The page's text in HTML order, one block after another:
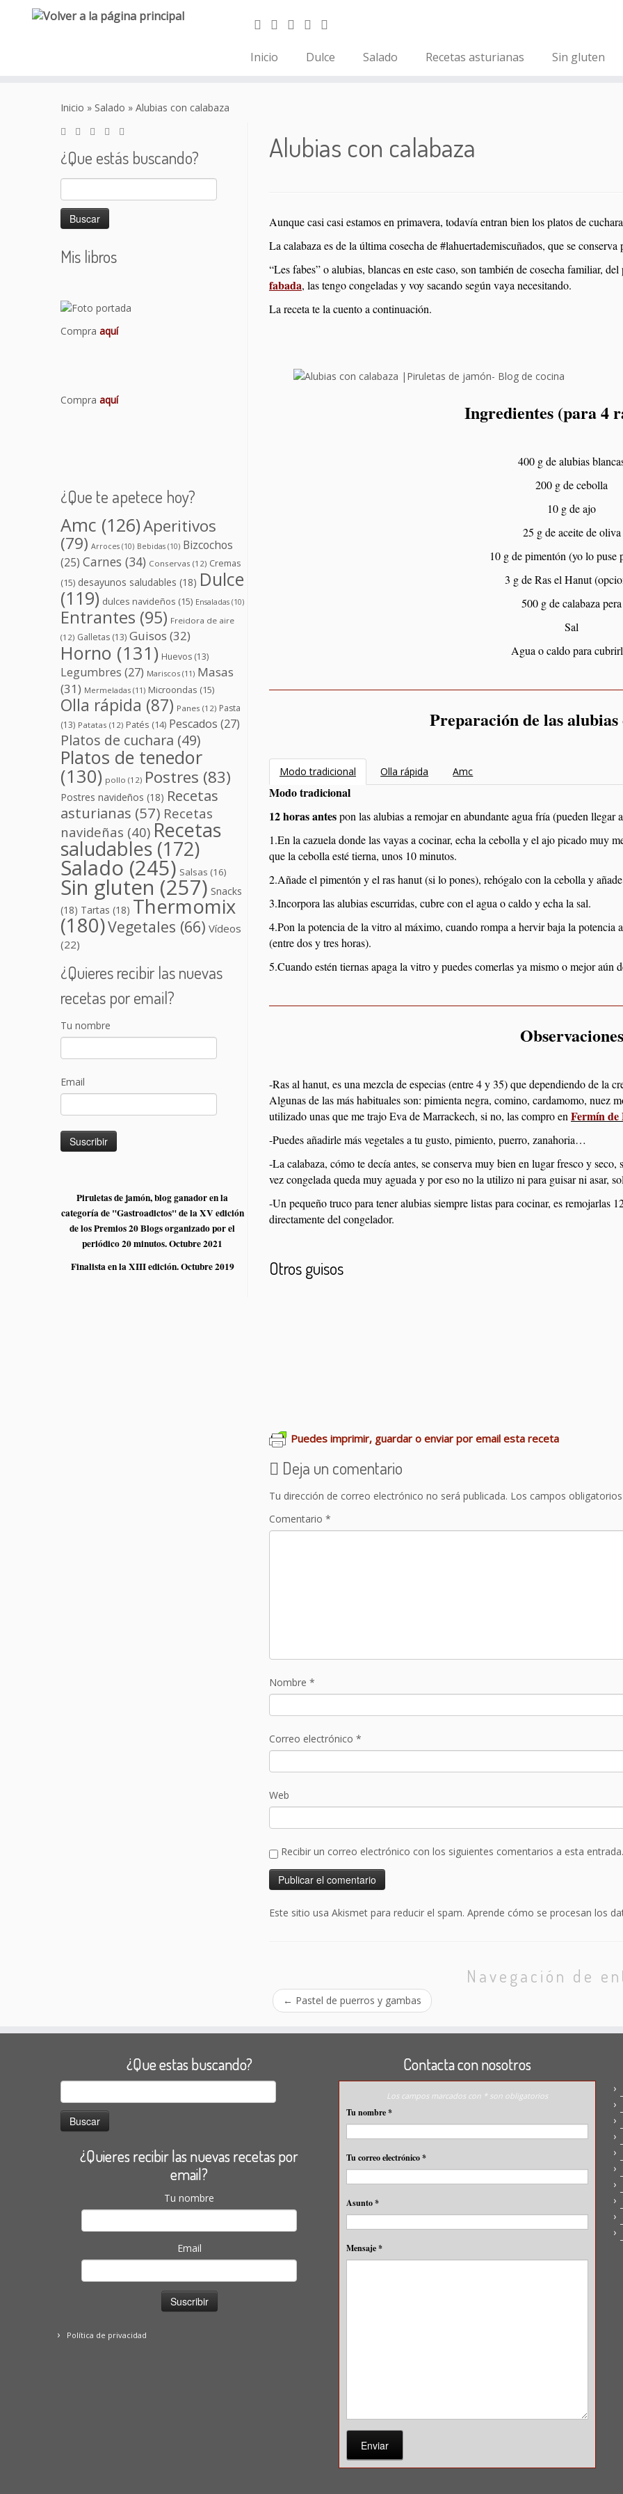
Inicio Dulce Salado Recetas asturianas Sin gluten
Inicio » Salado » Alubias con calabaza
¿Que estás buscando?
Buscar:
Mis libros
Compra aquí
Compra aquí
¿Que te apetece hoy?
Amc (126)Aperitivos
(79) Arroces (10) Bebidas (10) Bizcochos
(25) Carnes (34) Conservas (12) Cremas
(15) desayunos saludables (18) Dulce
(119) dulces navideños (15) Ensaladas (10)
Entrantes (95) Freidora de aire
(12) Galletas (13) Guisos (32)
Horno (131) Huevos (13)
Legumbres (27) Mariscos (11) Masas
(31) Mermeladas (11) Microondas (15)
Olla rápida (87) Panes (12) Pasta
(13) Patatas (12) Patés (14) Pescados (27)
Platos de cuchara (49)
Platos de tenedor
(130) pollo (12) Postres (83)
Postres navideños (18) Recetas
asturianas (57) Recetas
navideñas (40) Recetas
saludables (172)
Salado (245) Salsas (16)
Sin gluten (257) Snacks
(18) Tartas (18) Thermomix
(180)Vegetales (66) Vídeos
(22)
¿Quieres recibir las nuevas
recetas por email?
Tu nombre
Email
Piruletas de jamón, blog ganador en la
categoría de "Gastroadictos" de la XV edición
de los Premios 20 Blogs organizado por el
periódico 20 minutos. Octubre 2021
Finalista en la XIII edición. Octubre 2019
Alubias con calabaza
Aunque casi casi estamos en primavera, todavía entran bien los platos de
La calabaza es de la última cosecha de #lahuertademiscuñados, que se
“Les fabes” o alubias, blancas en este caso, son también de cosecha familiar,
fabada, las tengo congeladas y voy sacando según vaya necesitando.
La receta te la cuento a continuación.
Ingredientes (para 4
400 g de alubias
200 g de cebolla
10 g de ajo
25 g de aceite de oliva
10 g de pimentón (yo lo puse
3 g de Ras el Hanut
500 g de calabaza pera
Sal
Agua o caldo para
Preparación de las alubias
Modo tradicional Olla rápida Amc
Modo tradicional
12 horas antespon las alubias a remojar en abundante agua fría (pueden llegar
1.En la cazuela donde las vayas a cocinar, echa la cebolla y el ajo picado muy
que la cebolla esté tierna, unos 10 minutos.
2.Añade el pimentón y el ras hanut (si lo pones), rehógalo con la cebolla y
3.Incorpora las alubias escurridas, cubre con el agua o caldo y echa la sal.
4.Pon la potencia de la vitro al máximo, cuando rompa a hervir baja la potencia
(entre dos y tres horas).
5.Cuando estén tiernas apaga la vitro y puedes comerlas ya mismo o mejor aún
Observaciones
-Ras al hanut, es una mezcla de especias (entre 4 y 35) que dependiendo de la
Algunas de las más habituales son: pimienta negra, comino, cardamomo, nuez
utilizado unas que me trajo Eva de Marrackech, si no, las compro en Fermín de
-Puedes añadirle más vegetales a tu gusto, pimiento, puerro, zanahoria…
-La calabaza, cómo te decía antes, se conserva muy bien en lugar fresco y
vez congelada queda muy aguada y por eso no la utilizo ni para guisar ni asar,
-Un pequeño truco para tener alubias siempre listas para cocinar, es remojarlas
directamente del congelador.
Otros guisos
Puedes imprimir, guardar o enviar por email esta receta
Deja un comentario
Tu dirección de correo electrónico no será publicada. Los campos
Comentario *
Nombre *
Correo electrónico *
Web
Recibir un correo electrónico con los siguientes comentarios a esta entrada.
Este sitio usa Akismet para reducir el spam. Aprende cómo se procesan los
Navegación de
← Pastel de puerros y gambas
¿Que estas buscando?
¿Quieres recibir las nuevas recetas por
email?
Tu nombre
Email
Política de privacidad
Contacta con nosotros
Los campos marcados con * son obligatorios
Tu nombre*
Tu correo electrónico*
Asunto*
Mensaje*
Enviar